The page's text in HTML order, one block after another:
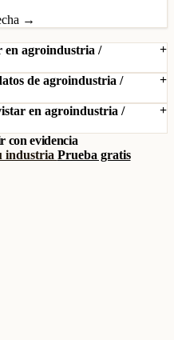
→
en agroindustria /
de agroindustria /
en agroindustria /
con evidencia
industria Prueba gratis